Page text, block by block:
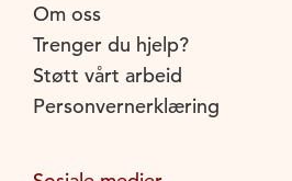
Om oss
Trenger du hjelp?
Støtt vårt arbeid
Personvernerklæring